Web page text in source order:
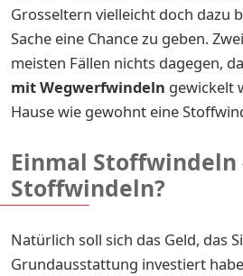
Grosseltern vielleicht doch dazu
Sache eine Chance zu geben.
meisten Fällen nichts dagegen,
mit Wegwerfwindeln gewickelt
Hause wie gewohnt eine
Einmal
Stoffwindeln?
Natürlich soll sich das Geld, das
Grundausstattung investiert